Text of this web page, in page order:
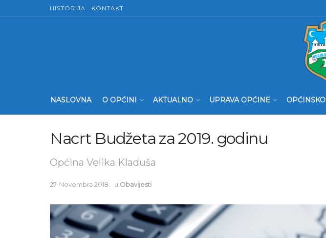
HISTORIJA KONTAKT
NASLOVNA O OPĆINI AKTUALNO UPRAVA OPĆINE
Nacrt Budžeta za 2019. godinu
Općina Velika Kladuša
27. Novembra 2018. u Obavijesti